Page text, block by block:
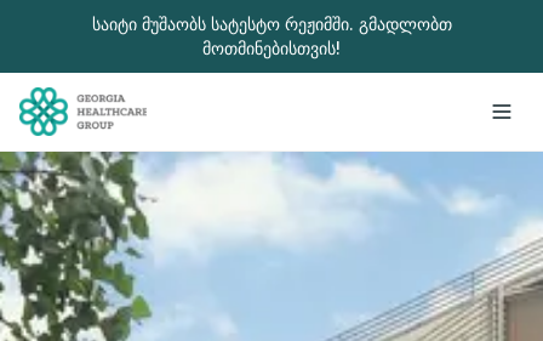
გადადით მთავარ შინაარსზე
საიტი მუშაობს სატესტო რეჟიმში. გმადლობთ
მოთმინებისთვის!